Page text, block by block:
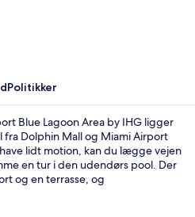
Politikker
Blue Lagoon Area by IHG ligger
fra Dolphin Mall og Miami Airport
lidt motion, kan du lægge vejen
en tur i den udendørs pool. Der
og en terrasse, og
personale og korte